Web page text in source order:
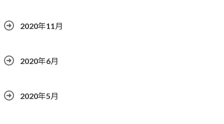
2020年11月
2020年6月
2020年5月